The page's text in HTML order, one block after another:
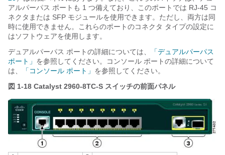
アルパーパス ポートも 1 つ備えており、このポートでは RJ-45 コ
ネクタまたは SFP モジュールを使用できます。ただし、両方は同
時に使用できません。これらのポートのコネクタ タイプの設定に
はソフトウェアを使用します。
デュアルパーパス ポートの詳細については、
「デュアルパーパス
ポート」 を参照してください。コンソール ポートの詳細について
は、
「コンソール ポート」 を参照してください。
図 1-18 Catalyst 2960-8TC-S スイッチの前面パネル